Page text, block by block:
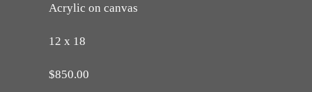
Acrylic on canvas
12 x 18
$850.00